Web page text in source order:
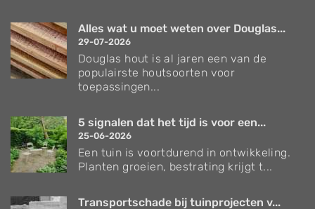
Alles wat u moet weten over Douglas...
29-07-2026
Douglas hout is al jaren een van de
populairste houtsoorten voor
toepassingen...
5 signalen dat het tijd is voor een...
25-06-2026
Een tuin is voortdurend in ontwikkeling.
Planten groeien, bestrating krijgt t...
Transportschade bij tuinprojecten v...